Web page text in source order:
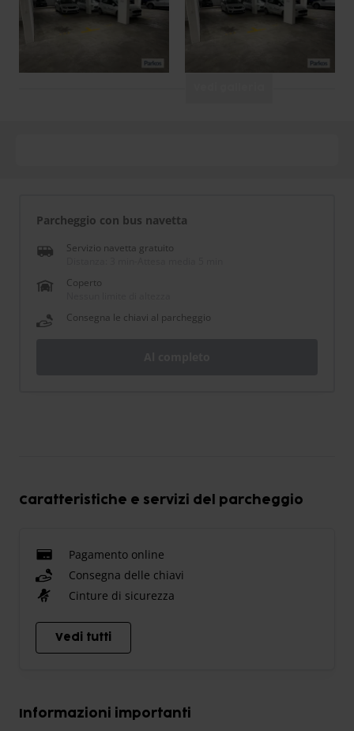
Parcheggio con bus navetta
Servizio navetta gratuito
Coperto
Consegna le chiavi al parcheggio
Caratteristiche e servizi del parcheggio
Pagamento online
Consegna delle chiavi
Cinture di sicurezza
Vedi tutti
Informazioni importanti